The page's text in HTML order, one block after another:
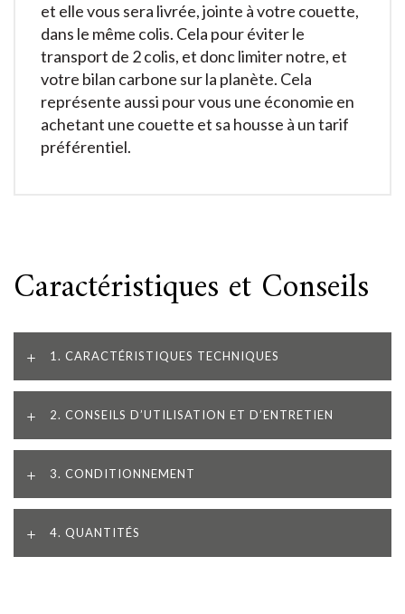
et elle vous sera livrée, jointe à votre couette,
dans le même colis. Cela pour éviter le
transport de 2 colis, et donc limiter notre, et
votre bilan carbone sur la planète. Cela
représente aussi pour vous une économie en
achetant une couette et sa housse à un tarif
préférentiel.
Caractéristiques et Conseils
1. CARACTÉRISTIQUES TECHNIQUES
2. CONSEILS D’UTILISATION ET D’ENTRETIEN
3. CONDITIONNEMENT
4. QUANTITÉS